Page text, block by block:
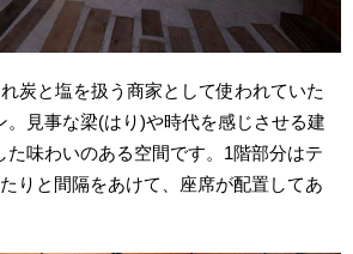
炭と塩を扱う商家として使われていた
。見事な梁(はり)や時代を感じさせる建
た味わいのある空間です。1階部分はテ
りと間隔をあけて、座席が配置してあ